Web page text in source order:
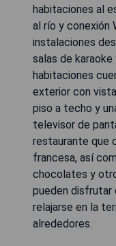
habitaciones al
al río y conexión
instalaciones
salas de karaoke
habitaciones
exterior con
piso a techo y
televisor de
restaurante que
francesa, así
chocolates y
pueden disfrutar
relajarse en la
alrededores.